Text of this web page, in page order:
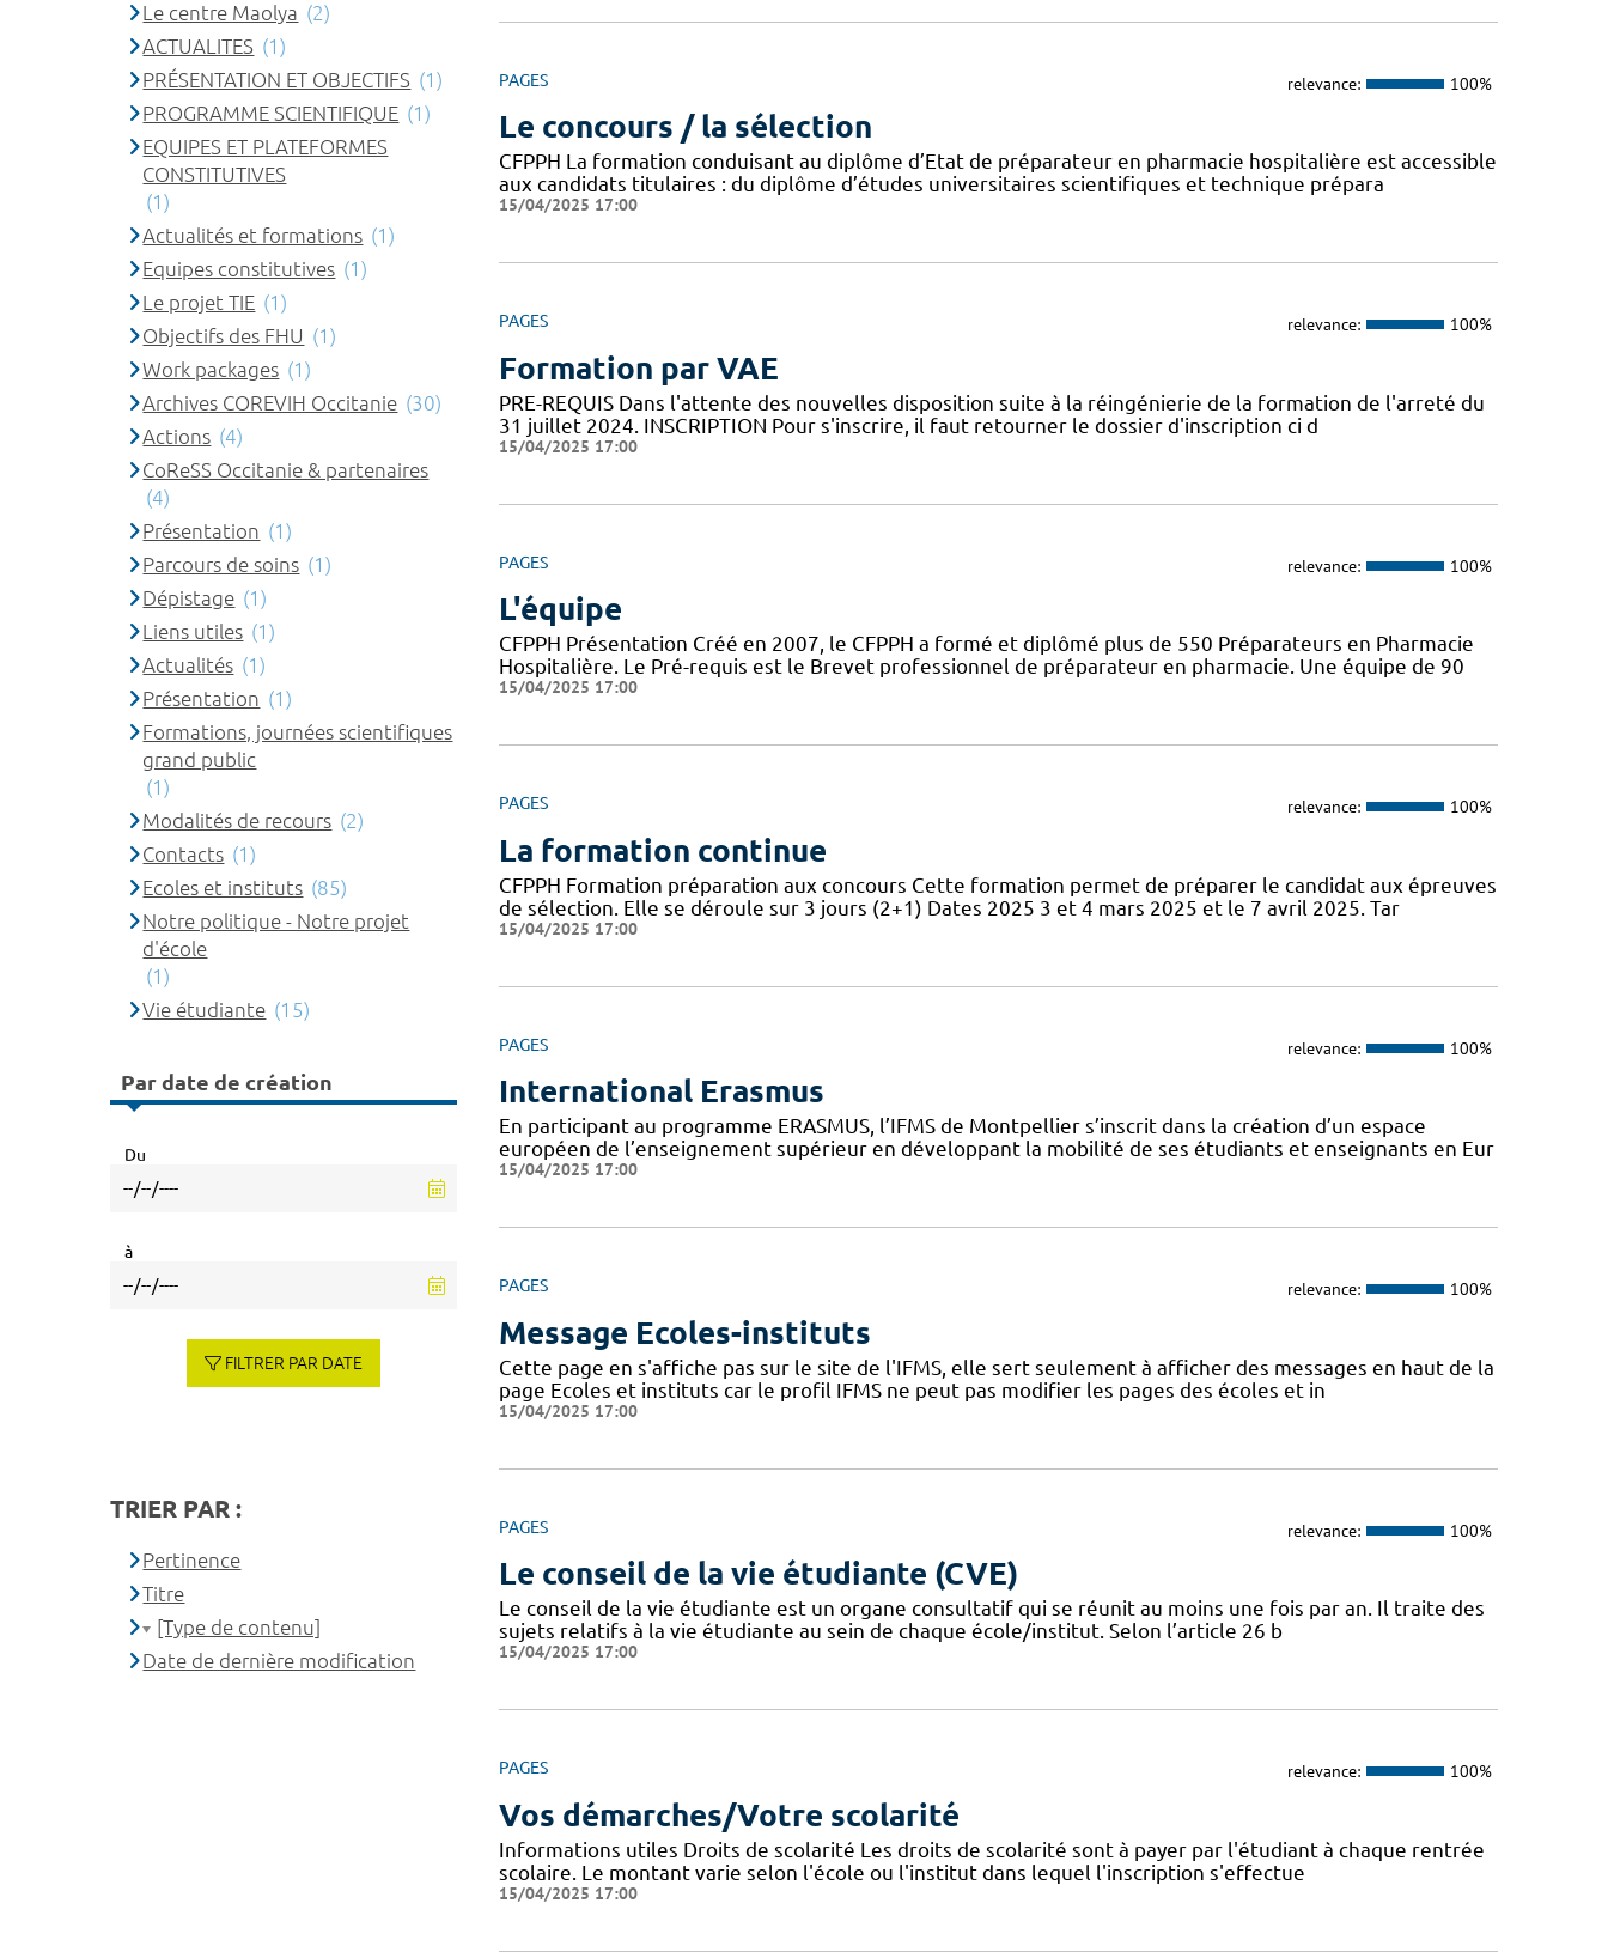
PAGES relevance: 100%
Le concours / la sélection
CFPPH La formation conduisant au diplôme d’Etat de préparateur en pharmacie hospitalière est accessible
aux candidats titulaires : du diplôme d’études universitaires scientifiques et technique prépara
15/04/2025 17:00
PAGES relevance: 100%
Formation par VAE
PRE-REQUIS Dans l'attente des nouvelles disposition suite à la réingénierie de la formation de l'arreté du
31 juillet 2024. INSCRIPTION Pour s'inscrire, il faut retourner le dossier d'inscription ci d
15/04/2025 17:00
PAGES relevance: 100%
L'équipe
CFPPH Présentation Créé en 2007, le CFPPH a formé et diplômé plus de 550 Préparateurs en Pharmacie
Hospitalière. Le Pré-requis est le Brevet professionnel de préparateur en pharmacie. Une équipe de 90
15/04/2025 17:00
PAGES relevance: 100%
La formation continue
CFPPH Formation préparation aux concours Cette formation permet de préparer le candidat aux épreuves
de sélection. Elle se déroule sur 3 jours (2+1) Dates 2025 3 et 4 mars 2025 et le 7 avril 2025. Tar
15/04/2025 17:00
PAGES relevance: 100%
International Erasmus
En participant au programme ERASMUS, l’IFMS de Montpellier s’inscrit dans la création d’un espace
européen de l’enseignement supérieur en développant la mobilité de ses étudiants et enseignants en Eur
15/04/2025 17:00
PAGES relevance: 100%
Message Ecoles-instituts
Cette page en s'affiche pas sur le site de l'IFMS, elle sert seulement à afficher des messages en haut de la
page Ecoles et instituts car le profil IFMS ne peut pas modifier les pages des écoles et in
15/04/2025 17:00
PAGES relevance: 100%
Le conseil de la vie étudiante (CVE)
Le conseil de la vie étudiante est un organe consultatif qui se réunit au moins une fois par an. Il traite des
sujets relatifs à la vie étudiante au sein de chaque école/institut. Selon l’article 26 b
15/04/2025 17:00
PAGES relevance: 100%
Vos démarches/Votre scolarité
Informations utiles Droits de scolarité Les droits de scolarité sont à payer par l'étudiant à chaque rentrée
scolaire. Le montant varie selon l'école ou l'institut dans lequel l'inscription s'effectue
15/04/2025 17:00
Le centre Maolya (2)
ACTUALITES (1)
PRÉSENTATION ET OBJECTIFS (1)
PROGRAMME SCIENTIFIQUE (1)
EQUIPES ET PLATEFORMES
CONSTITUTIVES
(1)
Actualités et formations (1)
Equipes constitutives (1)
Le projet TIE (1)
Objectifs des FHU (1)
Work packages (1)
Archives COREVIH Occitanie (30)
Actions (4)
CoReSS Occitanie & partenaires
(4)
Présentation (1)
Parcours de soins (1)
Dépistage (1)
Liens utiles (1)
Actualités (1)
Présentation (1)
Formations, journées scientifiques
grand public
(1)
Modalités de recours (2)
Contacts (1)
Ecoles et instituts (85)
Notre politique - Notre projet
d'école
(1)
Vie étudiante (15)
Par date de création
Du
à
FILTRER PAR DATE
TRIER PAR :
Pertinence
Titre
[Type de contenu]
Date de dernière modification